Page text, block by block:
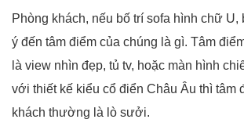
Phòng khách, nếu bố trí sofa hình chữ
ý đến tâm điểm của chúng là gì. Tâm
là view nhìn đẹp, tủ tv, hoặc màn hình
với thiết kế kiểu cổ điển Châu Âu thì tâm
khách thường là lò sưởi.